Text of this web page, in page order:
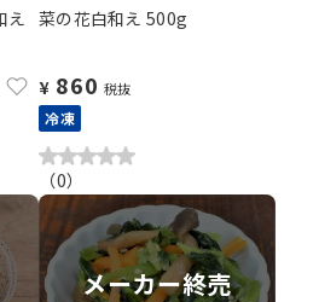
え 菜の花白和え 500g
¥ 860 税抜
冷凍
（0）
メーカー終売